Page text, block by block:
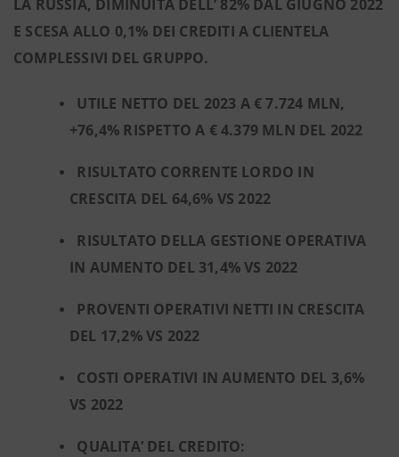
LA RUSSIA, DIMINUITA DELL’ 82% DAL GIUGNO 2022
E SCESA ALLO 0,1% DEI CREDITI A CLIENTELA
COMPLESSIVI DEL GRUPPO.
UTILE NETTO DEL 2023 A € 7.724 MLN,
+76,4% RISPETTO A € 4.379 MLN DEL 2022
RISULTATO CORRENTE LORDO IN
CRESCITA DEL 64,6% VS 2022
RISULTATO DELLA GESTIONE OPERATIVA
IN AUMENTO DEL 31,4% VS 2022
PROVENTI OPERATIVI NETTI IN CRESCITA
DEL 17,2% VS 2022
COSTI OPERATIVI IN AUMENTO DEL 3,6%
VS 2022
QUALITA’ DEL CREDITO: